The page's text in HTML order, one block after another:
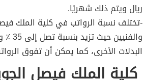
ريال ويتم ذلك شهريًا.
-تختلف نسبة الرواتب في كلية الملك
البدلات الأخرى، كما يمكن أن تفوق الرواتب 9500 ريال
كلية الملك فيصل الجوية